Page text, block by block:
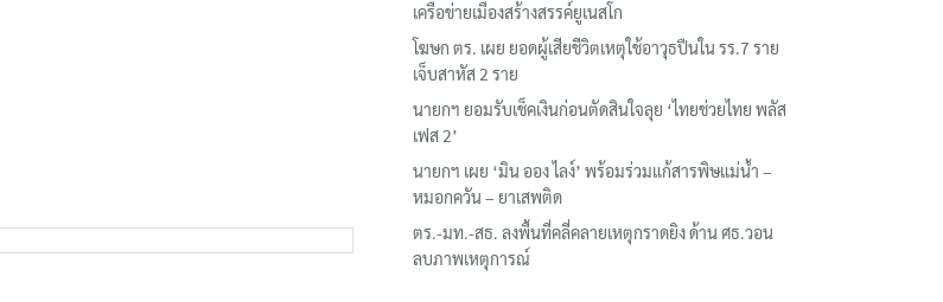
เครือข่ายเมืองสร้างสรรค์ยูเนสโก
โฆษก ตร. เผย ยอดผู้เสียชีวิตเหตุใช้อาวุธปืนใน รร.7 ราย
เจ็บสาหัส 2 ราย
นายกฯ ยอมรับเช็คเงินก่อนตัดสินใจลุย ‘ไทยช่วยไทย พลัส
เฟส 2’
นายกฯ เผย ‘มิน ออง ไลง์’ พร้อมร่วมแก้สารพิษแม่น้ำ –
หมอกควัน – ยาเสพติด
ตร.-มท.-สธ. ลงพื้นที่คลี่คลายเหตุกราดยิง ด้าน ศธ.วอน
ลบภาพเหตุการณ์